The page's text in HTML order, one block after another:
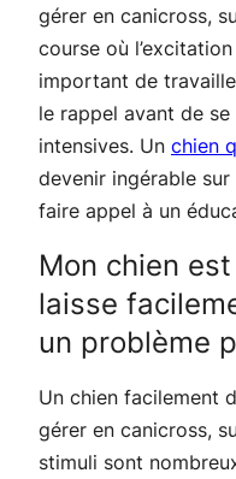
gérer en canicross,
course où
important de
le rappel avant de
intensives. Un chien
devenir ingérable sur
faire appel à un
Mon chien
laisse
un problème
Un chien facilement
gérer en canicross,
stimuli sont